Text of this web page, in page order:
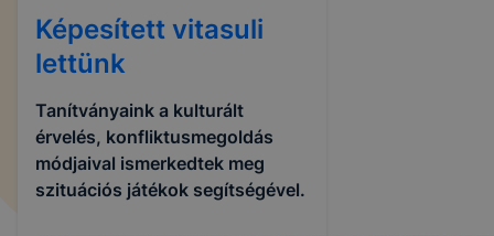
Képesített vitasuli
lettünk
Tanítványaink a kulturált
érvelés, konfliktusmegoldás
módjaival ismerkedtek meg
szituációs játékok segítségével.